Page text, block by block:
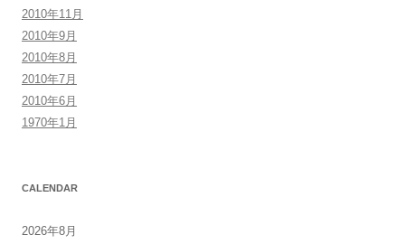
2010年11月
2010年9月
2010年8月
2010年7月
2010年6月
1970年1月
CALENDAR
2026年8月